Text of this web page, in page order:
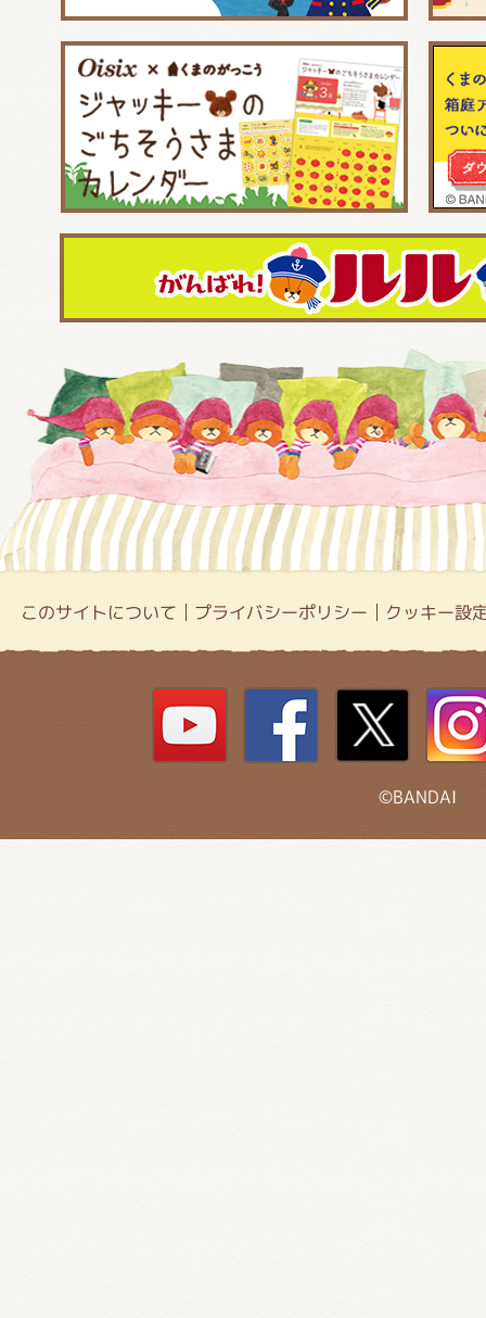
このサイトについて プライバシーポリシー クッキー設
©BANDAI